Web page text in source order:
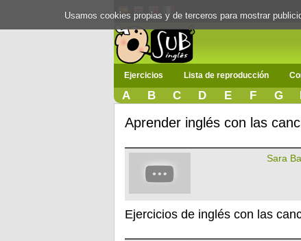
Ejercicios Lista de reproducción
A B C D E F G
Aprender inglés con las
Sara
Ejercicios de inglés con las
Usamos cookies propias y de terceros para mostrar